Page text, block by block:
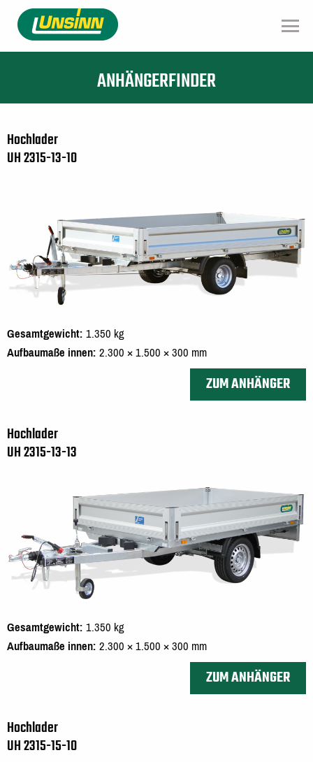
Direkt
zum
Inhalt
ANHÄNGERFINDER
Hochlader
UH 2315-13-10
Gesamtgewicht 1.350 kg
Aufbaumaße innen 2.300 × 1.500 × 300 mm
ZUM ANHÄNGER
Hochlader
UH 2315-13-13
Gesamtgewicht 1.350 kg
Aufbaumaße innen 2.300 × 1.500 × 300 mm
ZUM ANHÄNGER
Hochlader
UH 2315-15-10